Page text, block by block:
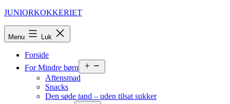
Fortsæt
JUNIORKOKKERIET
Menu Luk
Forside
For Mindre børn
menu
Aftensmad
Snacks
Den søde tand – uden tilsat sukker